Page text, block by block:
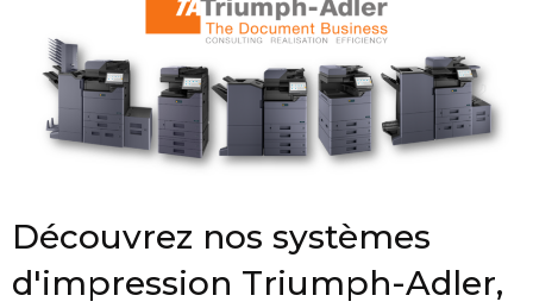
Découvrez nos systèmes
d'impression Triumph-Adler,